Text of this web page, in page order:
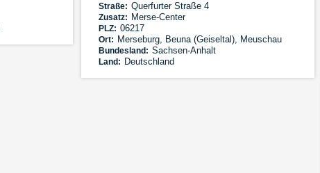
Straße: Querfurter Straße 4
Zusatz: Merse-Center
PLZ: 06217
Ort: Merseburg, Beuna (Geiseltal), Meuschau
Bundesland: Sachsen-Anhalt
Land: Deutschland